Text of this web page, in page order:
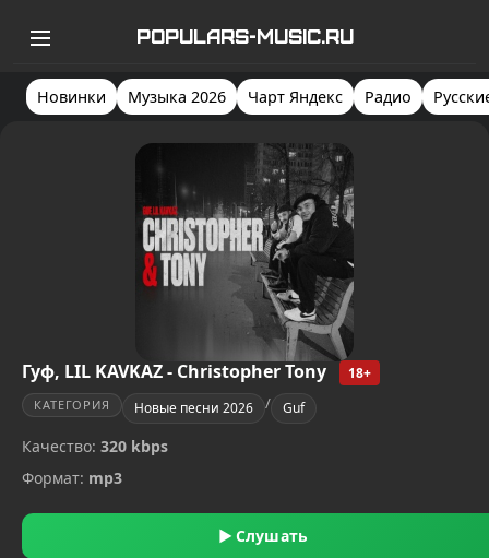
POPULARS-MUSIC.RU
Новинки Музыка 2026 Чарт Яндекс Радио
Гуф, LIL KAVKAZ - Christopher Tony 18+
КАТЕГОРИЯ Новые песни 2026 / Guf
Качество: 320 kbps
Формат: mp3
▶ Слушать